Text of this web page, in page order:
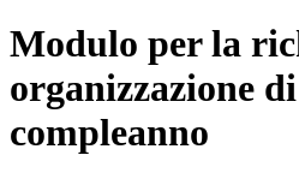
Modulo per la
organizzazione
compleanno